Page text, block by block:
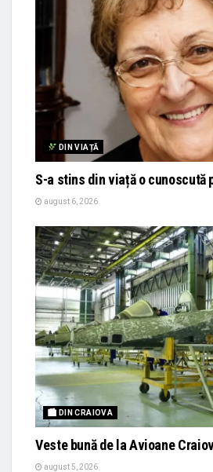
DIN VIAȚĂ
S-a stins din viață o cunoscută
august 6, 2026
🏙 DIN CRAIOVA
Veste bună de la Avioane
august 5, 2026